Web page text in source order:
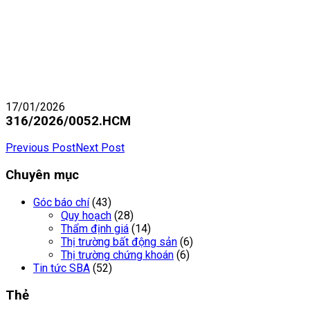
17/01/2026
316/2026/0052.HCM
Previous PostNext Post
Chuyên mục
Góc báo chí (43)
Quy hoạch (28)
Thẩm định giá (14)
Thị trường bất động sản (6)
Thị trường chứng khoán (6)
Tin tức SBA (52)
Thẻ